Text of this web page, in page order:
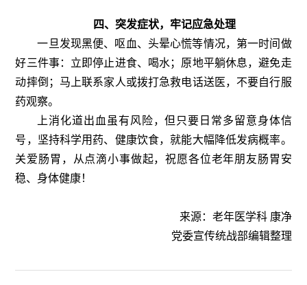
四、突发症状，牢记应急处理
一旦发现黑便、呕血、头晕心慌等情况，第一时间做
好三件事：立即停止进食、喝水；原地平躺休息，避免走
动摔倒；马上联系家人或拨打急救电话送医，不要自行服
药观察。
上消化道出血虽有风险，但只要日常多留意身体信
号，坚持科学用药、健康饮食，就能大幅降低发病概率。
关爱肠胃，从点滴小事做起，祝愿各位老年朋友肠胃安
稳、身体健康！
来源：老年医学科 康净
党委宣传统战部编辑整理